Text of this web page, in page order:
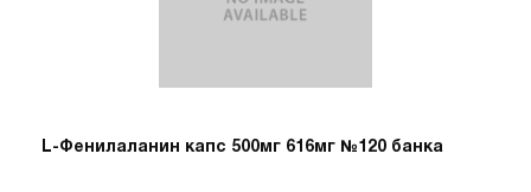
L-Фенилаланин капс 500мг 616мг №120 банка